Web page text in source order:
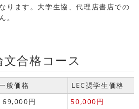
ります。大学生協、代理店書店での
。
合格コース
般価格
LEC奨学生価格
円
50,000円